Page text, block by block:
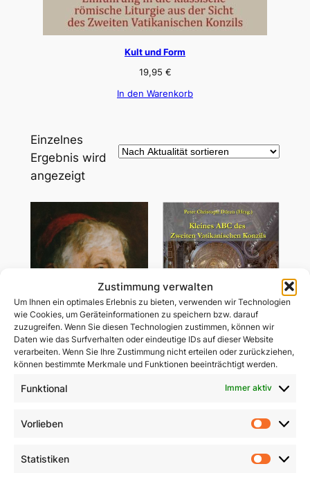
Zustimmung verwalten
Um Ihnen ein optimales Erlebnis zu bieten, verwenden wir Technologien
wie Cookies, um Geräteinformationen zu speichern bzw. darauf
zuzugreifen. Wenn Sie diesen Technologien zustimmen, können wir
Daten wie das Surfverhalten oder eindeutige IDs auf dieser Website
verarbeiten. Wenn Sie Ihre Zustimmung nicht erteilen oder zurückziehen,
können bestimmte Merkmale und Funktionen beeinträchtigt werden.
Funktional Immer aktiv
Vorlieben
Statistiken
Kult und Form
19,95 €
In den Warenkorb
Einzelnes
Ergebnis wird
angezeigt
John Henry Newman
Zweiten Vatikanischen